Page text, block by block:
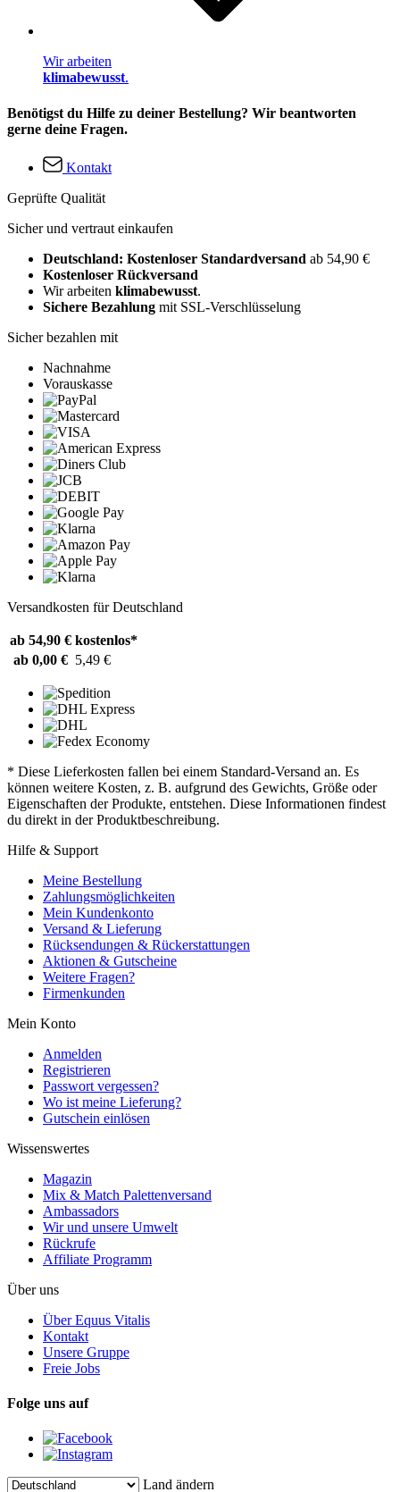
Wir arbeiten
klimabewusst.
Benötigst du Hilfe zu deiner Bestellung? Wir beantworten
gerne deine Fragen.
Kontakt
Geprüfte Qualität
Sicher und vertraut einkaufen
Deutschland: Kostenloser Standardversand ab 54,90 €
Kostenloser Rückversand
Wir arbeiten klimabewusst.
Sichere Bezahlung mit SSL-Verschlüsselung
Sicher bezahlen mit
Nachnahme
Vorauskasse
Versandkosten für Deutschland
ab 54,90 € kostenlos*
ab 0,00 € 5,49 €
* Diese Lieferkosten fallen bei einem Standard-Versand an. Es
können weitere Kosten, z. B. aufgrund des Gewichts, Größe oder
Eigenschaften der Produkte, entstehen. Diese Informationen findest
du direkt in der Produktbeschreibung.
Hilfe & Support
Meine Bestellung
Zahlungsmöglichkeiten
Mein Kundenkonto
Versand & Lieferung
Rücksendungen & Rückerstattungen
Aktionen & Gutscheine
Weitere Fragen?
Firmenkunden
Mein Konto
Anmelden
Registrieren
Passwort vergessen?
Wo ist meine Lieferung?
Gutschein einlösen
Wissenswertes
Magazin
Mix & Match Palettenversand
Ambassadors
Wir und unsere Umwelt
Rückrufe
Affiliate Programm
Über uns
Über Equus Vitalis
Kontakt
Unsere Gruppe
Freie Jobs
Folge uns auf
Land ändern